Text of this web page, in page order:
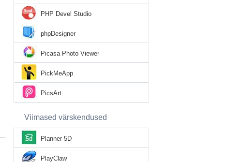
PHP Devel Studio
phpDesigner
Picasa Photo Viewer
PickMeApp
PicsArt
Viimased värskendused
Planner 5D
PlayClaw